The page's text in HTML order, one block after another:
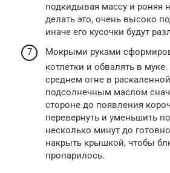
подкидывая массу и роняя
делать это, очень высоко
иначе его кусочки будут
Мокрыми руками
котлетки и обвалять в
среднем огне в
подсолнечным маслом
стороне до появления
перевернуть и уменьшить
несколько минут до
накрыть крышкой, чтобы
пропарилось.